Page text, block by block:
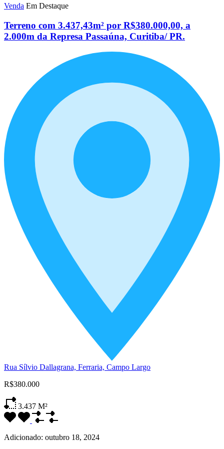
Venda Em Destaque
Terreno com 3.437,43m² por R$380.000,00, a
2.000m da Represa Passaúna, Curitiba/ PR.
Rua Sílvio Dallagrana, Ferraria, Campo Largo
R$380.000
3.437 M²
Adicionado: outubro 18, 2024